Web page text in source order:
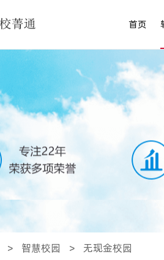
首页
> 智慧校园 > 无现金校园